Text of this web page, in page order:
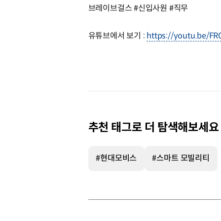
브레이브걸스 #신입사원 #직무
유튜브에서 보기 : https://youtu.be/
추천 태그로 더 탐색해보세요
#현대모비스 #스마트 모빌리티